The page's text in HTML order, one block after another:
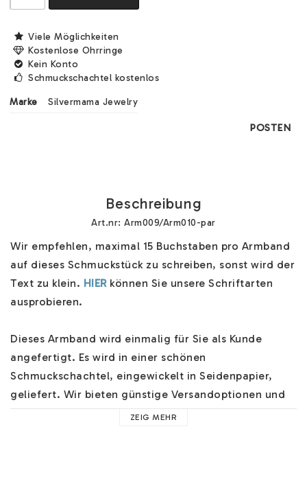
Viele Möglichkeiten
Kostenlose Ohrringe
Kein Konto
Schmuckschachtel kostenlos
Marke Silvermama Jewelry
POSTEN
Beschreibung
Art.nr: Arm009/Arm010-par
Wir empfehlen, maximal 15 Buchstaben pro Armband
auf dieses Schmuckstück zu schreiben, sonst wird der
Text zu klein. HIER können Sie unsere Schriftarten
ausprobieren.
Dieses Armband wird einmalig für Sie als Kunde
angefertigt. Es wird in einer schönen
Schmuckschachtel, eingewickelt in Seidenpapier,
geliefert. Wir bieten günstige Versandoptionen und
versenden schnell. Das Armband ist in verschiedenen
ZEIG MEHR